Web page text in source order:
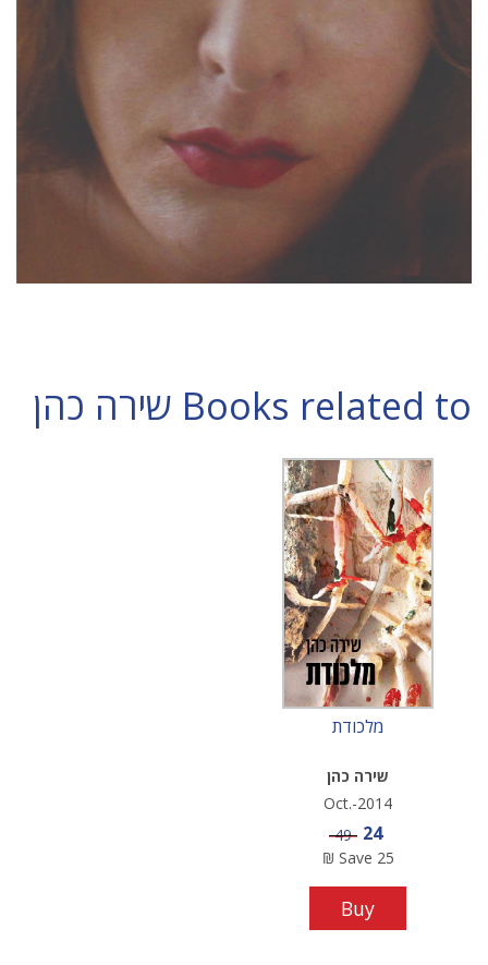
Books related to שירה כהן
מלכודת
שירה כהן
Oct.-2014
Sale price
24
Price
49
Save 25
₪
Buy